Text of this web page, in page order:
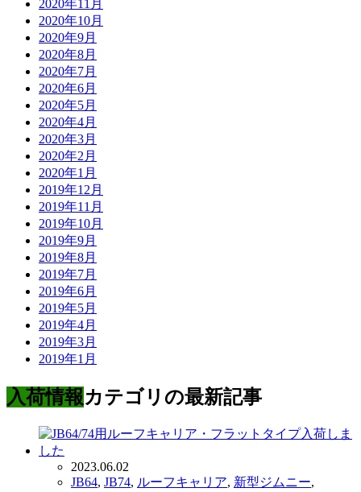
2020年11月
2020年10月
2020年9月
2020年8月
2020年7月
2020年6月
2020年5月
2020年4月
2020年3月
2020年2月
2020年1月
2019年12月
2019年11月
2019年10月
2019年9月
2019年8月
2019年7月
2019年6月
2019年5月
2019年4月
2019年3月
2019年1月
入荷情報カテゴリの最新記事
2023.06.02
JB64, JB74, ルーフキャリア, 新型ジムニー,